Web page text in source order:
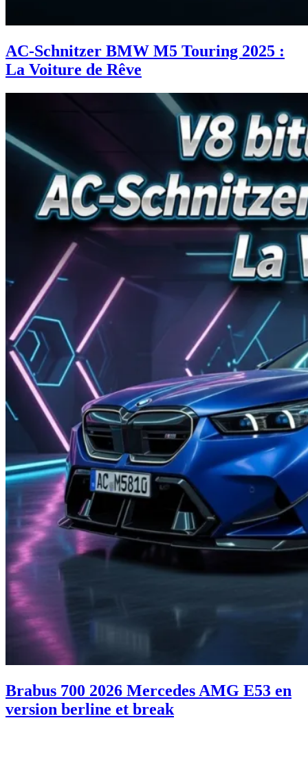
AC-Schnitzer BMW M5 Touring 2025 :
La Voiture de Rêve
Brabus 700 2026 Mercedes AMG E53 en
version berline et break